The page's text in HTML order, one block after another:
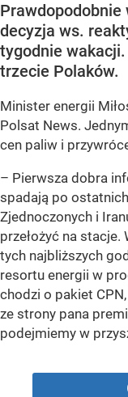
Prawdopodobnie
decyzja ws.
tygodnie
trzecie Polaków.
Minister energii
Polsat News.
cen paliw i
– Pierwsza dobra
spadają po
Zjednoczonych i
przełożyć na
tych najbliższych
resortu energii w
chodzi o pakiet
ze strony pana
podejmiemy w